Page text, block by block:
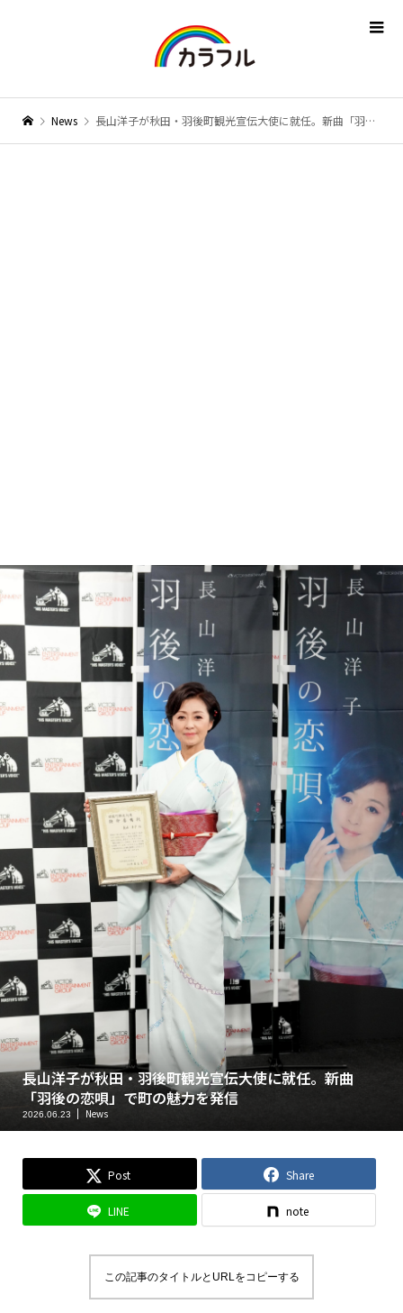
News 長山洋子が秋田・羽後町観光宣伝大使に就任。新曲「羽後の恋唄」で町の魅力を発信
長山洋子が秋田・羽後町観光宣伝大使に就任。新曲
「羽後の恋唄」で町の魅力を発信
2026.06.23 News
Post Share
LINE note
この記事のタイトルとURLをコピーする